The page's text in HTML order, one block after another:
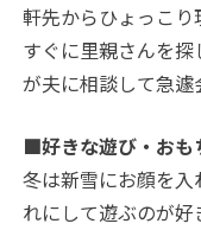
軒先からひょっこ
すぐに里親さんを
が夫に相談して急遽
■好きな遊び・おも
冬は新雪にお顔を
れにして遊ぶのが